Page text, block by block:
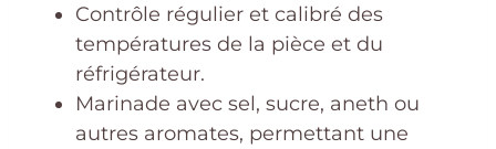
Contrôle régulier et calibré des
températures de la pièce et du
réfrigérateur.
Marinade avec sel, sucre, aneth ou
autres aromates, permettant une